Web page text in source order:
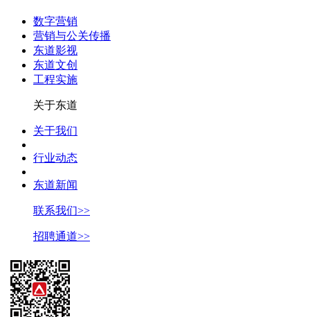
数字营销
营销与公关传播
东道影视
东道文创
工程实施
关于东道
关于我们
行业动态
东道新闻
联系我们>>
招聘通道>>